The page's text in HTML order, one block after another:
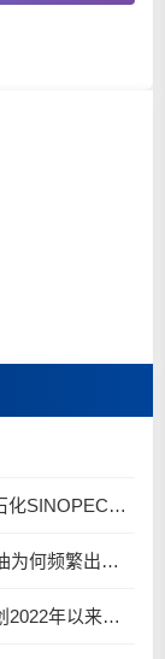
畅通丝路物流通道 深耕中亚海外市场|中国石化SINOPEC润滑油北京-阿拉木图图定班列顺利抵达
混动车型“启停拉锯工况”痛点解析：传统机油为何频繁出现油泥堆积？
埃克森美孚（XOM）二季度利润同比翻倍 创2022年以来新高